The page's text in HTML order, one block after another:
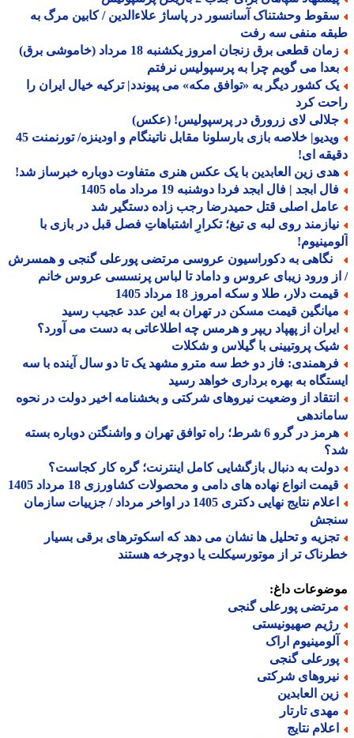
وحشتناک آسانسور در پاساژ علاءالدین / کابین مرگ به
منفی سه رفت
قطعی برق زنجان امروز یکشنبه 18 مرداد (خاموشی برق)
می گویم چرا به پرسپولیس نرفتم
کشور دیگر به «توافق مکه» می پیوندد| ترکیه خیال ایران را
کرد
لای زرورق در پرسپولیس! (عکس)
ویدیو| خلاصه بازی بارسلونا مقابل ناتینگام و اودینزه/ تورنمنت 45
ای!
زین العابدین با یک عکس هنری متفاوت دوباره خبرساز شد!
ابجد | فال ابجد فردا دوشنبه 19 مرداد ماه 1405
اصلی قتل حمیدرضا رجب زاده دستگیر شد
روی لبه ی تیغ؛ تکرارِ اشتباهاتِ فصل قبل در بازی با
به دکوراسیون عروسی مرتضی پورعلی گنجی و همسرش
ورود زیبای عروس و داماد تا لباس پرنسسی عروس خانم
دلار، طلا و سکه امروز 18 مرداد 1405
قیمت مسکن در تهران به این عدد عجیب رسید
از پهپاد ریپر و هرمس چه اطلاعاتی به دست می آورد؟
پروتیینی با گیلاس و شکلات
فاز دو خط سه مترو مشهد یک تا دو سال آینده با سه
به بهره برداری خواهد رسید
از وضعیت نیروهای شرکتی و بخشنامه اخیر دولت در نحوه
هرمز در گرو 6 شرط؛ راه توافق تهران و واشنگتن دوباره بسته
به دنبال بازگشایی کامل اینترنت؛ گره کار کجاست؟
انواع نهاده های دامی و محصولات کشاورزی 18 مرداد 1405
اعلام نتایج نهایی دکتری 1405 در اواخر مرداد / جزییات سازمان
و تحلیل ها نشان می دهد که اسکوترهای برقی بسیار
تر از موتورسیکلت یا دوچرخه هستند
داغ:
پورعلی گنجی
صهیونیستی
اراک
گنجی
شرکتی
العابدین
تارتار
نتایج